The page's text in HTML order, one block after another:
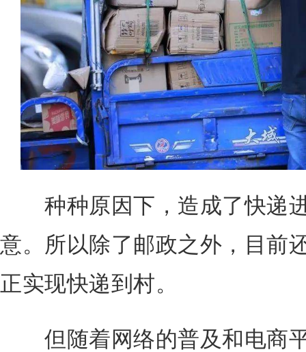
种种原因下，造成了快递
意。所以除了邮政之外，目前
正实现快递到村。
但随着网络的普及和电商